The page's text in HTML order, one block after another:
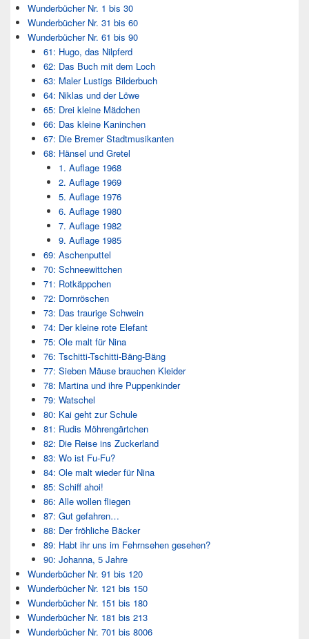
Wunderbücher Nr. 1 bis 30
Wunderbücher Nr. 31 bis 60
Wunderbücher Nr. 61 bis 90
61: Hugo, das Nilpferd
62: Das Buch mit dem Loch
63: Maler Lustigs Bilderbuch
64: Niklas und der Löwe
65: Drei kleine Mädchen
66: Das kleine Kaninchen
67: Die Bremer Stadtmusikanten
68: Hänsel und Gretel
1. Auflage 1968
2. Auflage 1969
5. Auflage 1976
6. Auflage 1980
7. Auflage 1982
9. Auflage 1985
69: Aschenputtel
70: Schneewittchen
71: Rotkäppchen
72: Dornröschen
73: Das traurige Schwein
74: Der kleine rote Elefant
75: Ole malt für Nina
76: Tschitti-Tschitti-Bäng-Bäng
77: Sieben Mäuse brauchen Kleider
78: Martina und ihre Puppenkinder
79: Watschel
80: Kai geht zur Schule
81: Rudis Möhrengärtchen
82: Die Reise ins Zuckerland
83: Wo ist Fu-Fu?
84: Ole malt wieder für Nina
85: Schiff ahoi!
86: Alle wollen fliegen
87: Gut gefahren…
88: Der fröhliche Bäcker
89: Habt ihr uns im Fehrnsehen gesehen?
90: Johanna, 5 Jahre
Wunderbücher Nr. 91 bis 120
Wunderbücher Nr. 121 bis 150
Wunderbücher Nr. 151 bis 180
Wunderbücher Nr. 181 bis 213
Wunderbücher Nr. 701 bis 8006